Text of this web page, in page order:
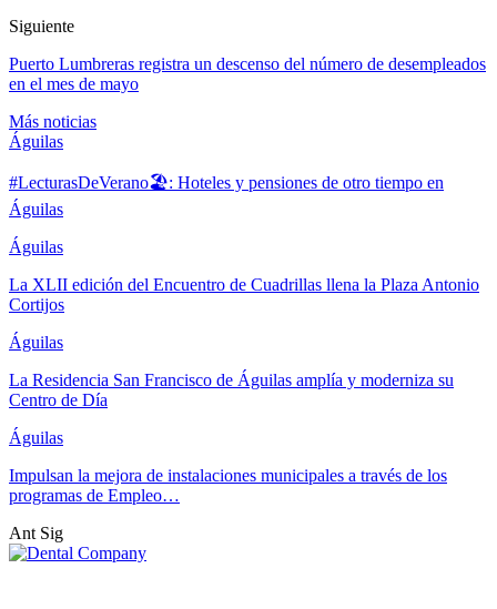
Siguiente
Puerto Lumbreras registra un descenso del número de desempleados
en el mes de mayo
Más noticias
Águilas
#LecturasDeVerano🏖: Hoteles y pensiones de otro tiempo en
Águilas
Águilas
La XLII edición del Encuentro de Cuadrillas llena la Plaza Antonio
Cortijos
Águilas
La Residencia San Francisco de Águilas amplía y moderniza su
Centro de Día
Águilas
Impulsan la mejora de instalaciones municipales a través de los
programas de Empleo…
Ant Sig